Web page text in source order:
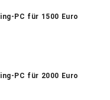
PC für 1500 Euro
PC für 2000 Euro